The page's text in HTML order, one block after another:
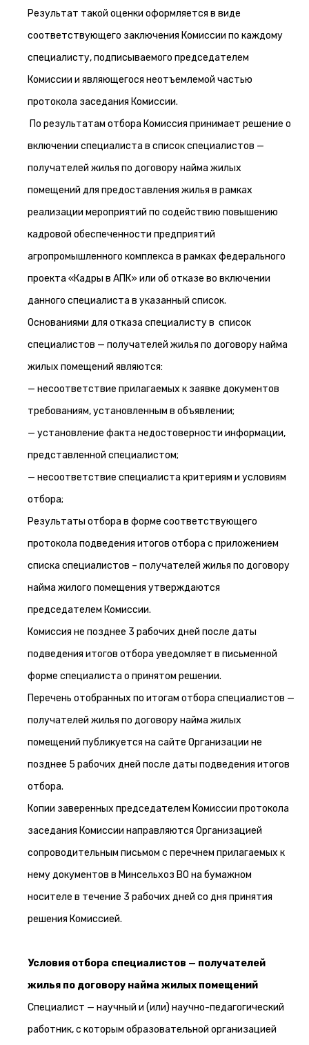
Результат такой оценки оформляется в виде
соответствующего заключения Комиссии по каждому
специалисту, подписываемого председателем
Комиссии и являющегося неотъемлемой частью
протокола заседания Комиссии.
По результатам отбора Комиссия принимает решение о
включении специалиста в список специалистов —
получателей жилья по договору найма жилых
помещений для предоставления жилья в рамках
реализации мероприятий по содействию повышению
кадровой обеспеченности предприятий
агропромышленного комплекса в рамках федерального
проекта «Кадры в АПК» или об отказе во включении
данного специалиста в указанный список.
Основаниями для отказа специалисту в список
специалистов — получателей жилья по договору найма
жилых помещений являются:
— несоответствие прилагаемых к заявке документов
требованиям, установленным в объявлении;
— установление факта недостоверности информации,
представленной специалистом;
— несоответствие специалиста критериям и условиям
отбора;
Результаты отбора в форме соответствующего
протокола подведения итогов отбора с приложением
списка специалистов – получателей жилья по договору
найма жилого помещения утверждаются
председателем Комиссии.
Комиссия не позднее 3 рабочих дней после даты
подведения итогов отбора уведомляет в письменной
форме специалиста о принятом решении.
Перечень отобранных по итогам отбора специалистов —
получателей жилья по договору найма жилых
помещений публикуется на сайте Организации не
позднее 5 рабочих дней после даты подведения итогов
отбора.
Копии заверенных председателем Комиссии протокола
заседания Комиссии направляются Организацией
сопроводительным письмом с перечнем прилагаемых к
нему документов в Минсельхоз ВО на бумажном
носителе в течение 3 рабочих дней со дня принятия
решения Комиссией.
Условия отбора специалистов — получателей
жилья по договору найма жилых помещений
Специалист — научный и (или) научно-педагогический
работник, с которым образовательной организацией